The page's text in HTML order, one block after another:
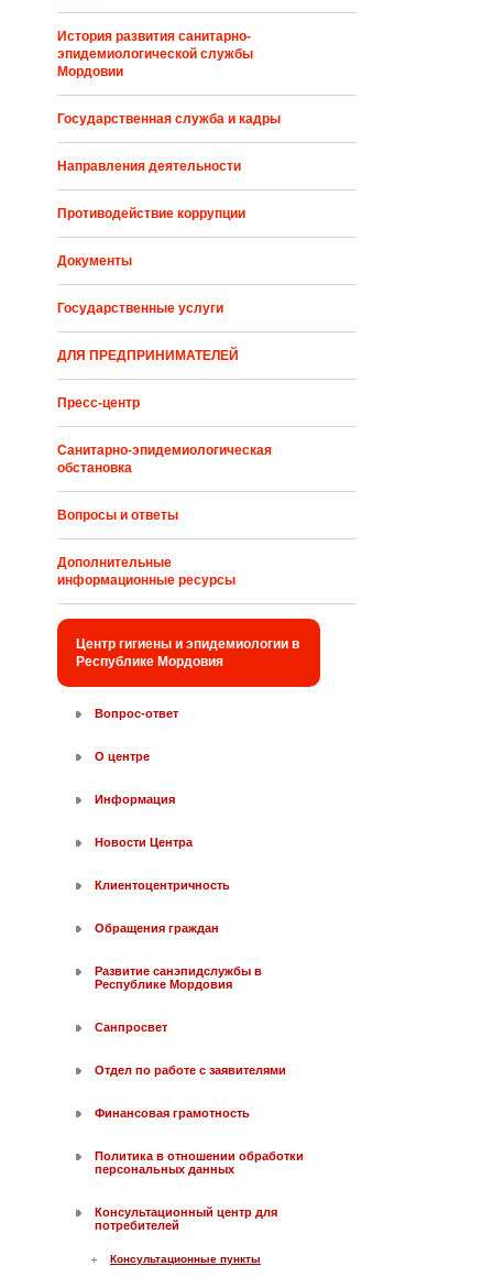
История развития санитарно-
эпидемиологической службы
Мордовии
Государственная служба и кадры
Направления деятельности
Противодействие коррупции
Документы
Государственные услуги
ДЛЯ ПРЕДПРИНИМАТЕЛЕЙ
Пресс-центр
Санитарно-эпидемиологическая
обстановка
Вопросы и ответы
Дополнительные
информационные ресурсы
Центр гигиены и эпидемиологии в
Республике Мордовия
Вопрос-ответ
О центре
Информация
Новости Центра
Клиентоцентричность
Обращения граждан
Развитие санэпидслужбы в
Республике Мордовия
Санпросвет
Отдел по работе с заявителями
Финансовая грамотность
Политика в отношении обработки
персональных данных
Консультационный центр для
потребителей
Консультационные пункты